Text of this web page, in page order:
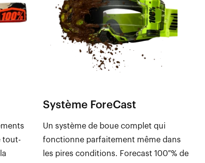
tout-
Système ForeCast
Un système de boue complet qui
fonctionne parfaitement même dans
les pires conditions. Forecast 100 % de